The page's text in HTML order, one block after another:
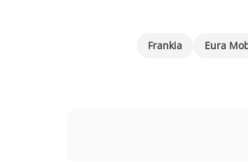
Eura
Frankia